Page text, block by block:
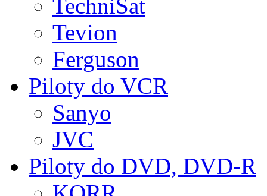
TechniSat
Tevion
Ferguson
Piloty do VCR
Sanyo
JVC
Piloty do DVD, DVD-R